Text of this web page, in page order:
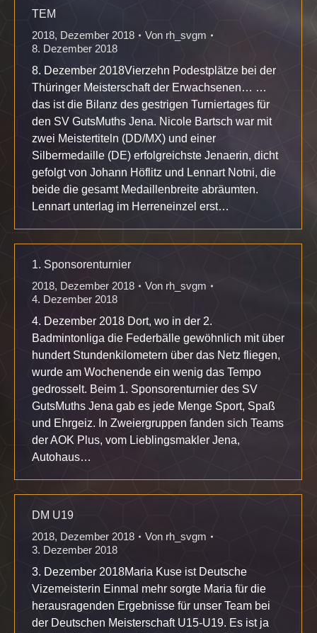
TEM
2018, Dezember 2018 Von rh_svgm
8. Dezember 2018
8. Dezember 2018Vierzehn Podestplätze bei der
Thüringer Meisterschaft der Erwachsenen… …
das ist die Bilanz des gestrigen Turniertages für
den SV GutsMuths Jena. Nicole Bartsch war mit
zwei Meistertiteln (DD/MX) und einer
Silbermedaille (DE) erfolgreichste Jenaerin, dicht
gefolgt von Johann Höflitz und Lennart Notni, die
beide die gesamt Medaillenbreite abräumten.
Lennart unterlag im Herreneinzel erst…
1. Sponsorenturnier
2018, Dezember 2018 Von rh_svgm
4. Dezember 2018
4. Dezember 2018 Dort, wo in der 2.
Badmintonliga die Federbälle gewöhnlich mit über
hundert Stundenkilometern über das Netz fliegen,
wurde am Wochenende ein wenig das Tempo
gedrosselt. Beim 1. Sponsorenturnier des SV
GutsMuths Jena gab es jede Menge Sport, Spaß
und Ehrgeiz. In Zweiergruppen fanden sich Teams
der AOK Plus, vom Lieblingsmakler Jena,
Autohaus…
DM U19
2018, Dezember 2018 Von rh_svgm
3. Dezember 2018
3. Dezember 2018Maria Kuse ist Deutsche
Vizemeisterin Einmal mehr sorgte Maria für die
herausragenden Ergebnisse für unser Team bei
der Deutschen Meisterschaft U15-U19. Es ist ja